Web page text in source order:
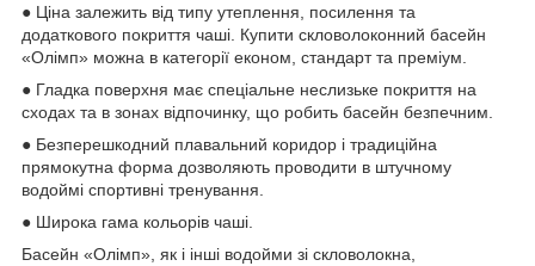
● Ціна залежить від типу утеплення, посилення та
додаткового покриття чаші. Купити скловолоконний басейн
«Олімп» можна в категорії економ, стандарт та преміум.
● Гладка поверхня має спеціальне неслизьке покриття на
сходах та в зонах відпочинку, що робить басейн безпечним.
● Безперешкодний плавальний коридор і традиційна
прямокутна форма дозволяють проводити в штучному
водоймі спортивні тренування.
● Широка гама кольорів чаші.
Басейн «Олімп», як і інші водойми зі скловолокна,